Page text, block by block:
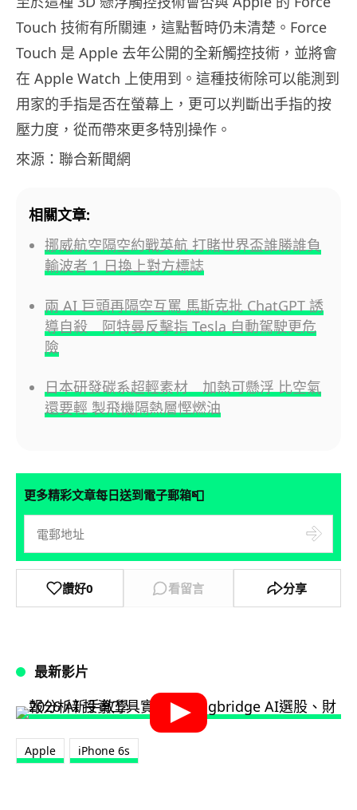
Touch 技術有所關連，這點暫時仍未清楚。Force
Touch 是 Apple 去年公開的全新觸控技術，並將會
在 Apple Watch 上使用到。這種技術除可以能測到
用家的手指是否在螢幕上，更可以判斷出手指的按
壓力度，從而帶來更多特別操作。
來源：聯合新聞網
相關文章:
挪威航空隔空約戰英航 打賭世界盃誰勝誰負
輸波者 1 日換上對方標誌
兩 AI 巨頭再隔空互罵 馬斯克批 ChatGPT 誘
導自殺 阿特曼反擊指 Tesla 自動駕駛更危
險
日本研發碳系超輕素材 加熱可懸浮 比空氣
還要輕 製飛機隔熱層慳燃油
更多精彩文章每日送到電子郵箱📮
讚好0 看留言 分享
最新影片
Apple iPhone 6s